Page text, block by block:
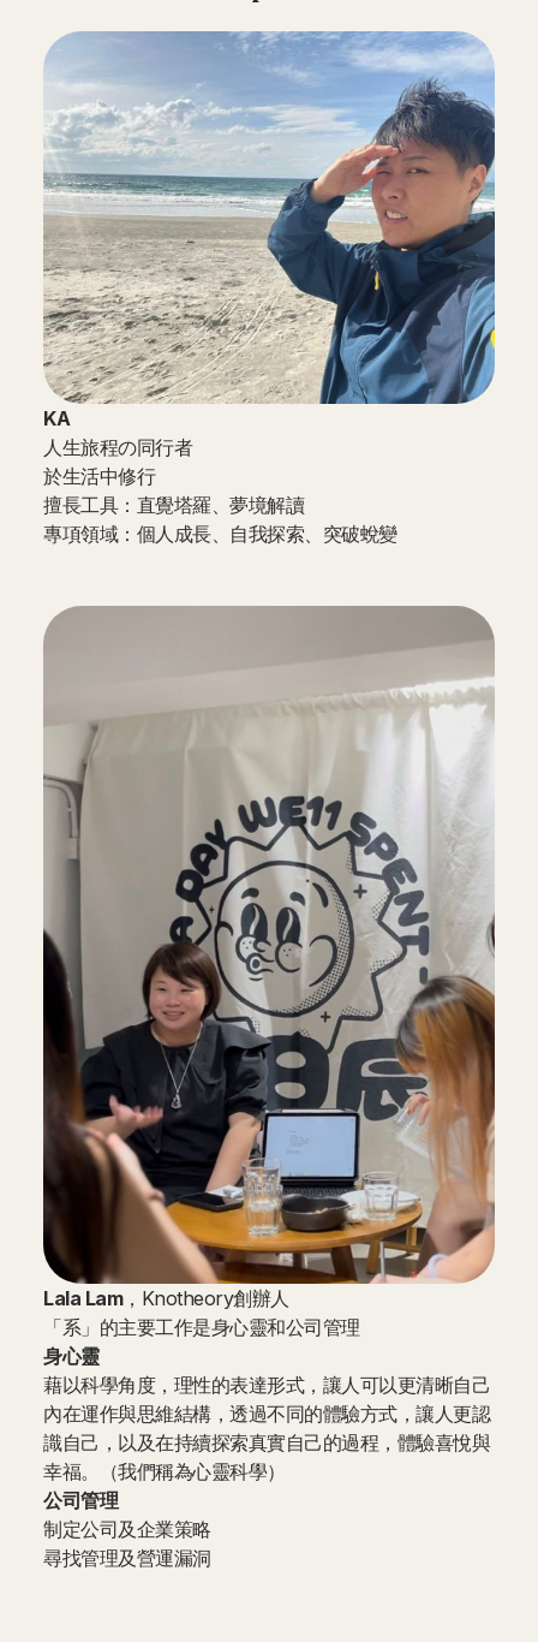
KA
人生旅程の同行者
於生活中修行
擅長工具：直覺塔羅、夢境解讀
專項領域：個人成長、自我探索、突破蛻變
Lala Lam，Knotheory創辦人
「系」的主要工作是身心靈和公司管理
身心靈
藉以科學角度，理性的表達形式，讓人可以更清晰自己
內在運作與思維結構，透過不同的體驗方式，讓人更認
識自己，以及在持續探索真實自己的過程，體驗喜悅與
幸福。（我們稱為心靈科學）
公司管理
制定公司及企業策略
尋找管理及營運漏洞